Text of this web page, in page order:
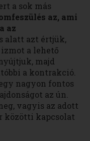
a sok más
az, ami
az
alatt azt értjük,
a lehető
majd
a kontrakció.
nagyon fontos
az ún.
vagyis az adott
közötti kapcsolat